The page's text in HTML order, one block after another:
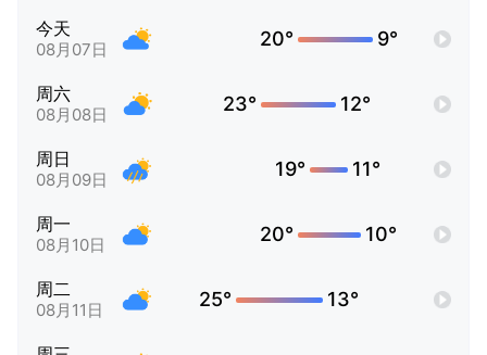
今天
08月07日 20° 9°
周六
08月08日 23° 12°
周日
08月09日 19° 11°
周一
08月10日 20° 10°
周二
08月11日 25° 13°